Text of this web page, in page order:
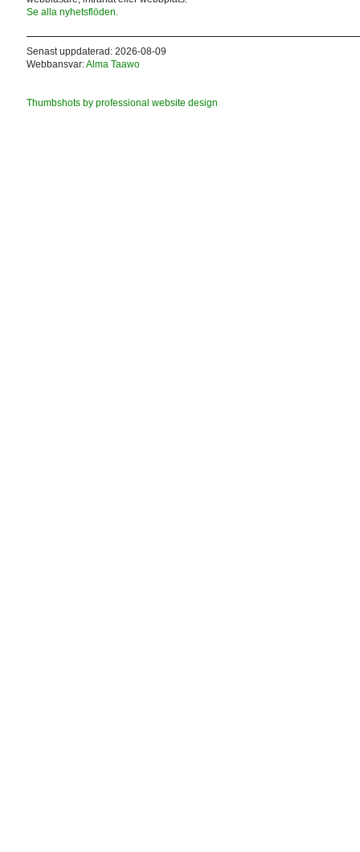
Se alla nyhetsflöden.
Senast uppdaterad: 2026-08-09
Webbansvar:Alma Taawo
Thumbshots by professional website design